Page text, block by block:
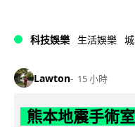
科技娛樂 生活娛樂
Lawton 15 小時
熊本地震手術